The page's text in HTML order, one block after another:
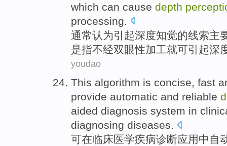
which can cause depth
processing
通常认为引起深度知觉的线索主
是指不经双眼性加工就可引起深
youdao
This algorithm is concise, fast
provide automatic and reliable
aided diagnosis system in
diagnosing diseases.
可在临床医学疾病诊断应用中 自